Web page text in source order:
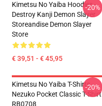
Kimetsu No Yaiba Hoodies -
Destroy Kanji Demon Slayer
Storeandise Demon Slayer
Store
€ 39,51 - € 45,95
-20%
Kimetsu No Yaiba T-Shirts -
Nezuko Pocket Classic T-Shirt
RB0708
-20%